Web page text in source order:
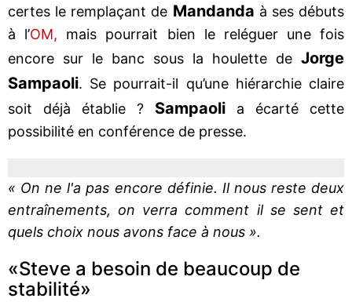
certes le remplaçant de Mandanda à ses débuts
à l’OM, mais pourrait bien le reléguer une fois
encore sur le banc sous la houlette de Jorge
Sampaoli. Se pourrait-il qu’une hiérarchie claire
soit déjà établie ? Sampaoli
a écarté cette
possibilité en conférence de presse.
« On ne l'a pas encore définie. Il nous reste deux
entraînements, on verra comment il se sent et
quels choix nous avons face à nous ».
«Steve a besoin de beaucoup de
stabilité»